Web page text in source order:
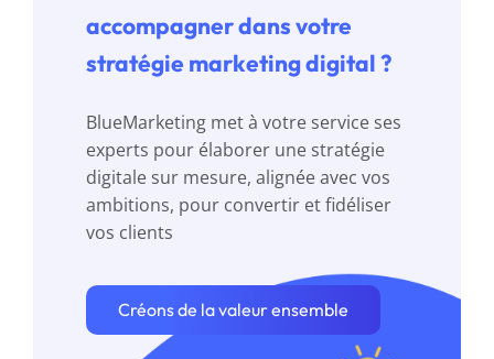
La pédagogie de BlueMarketing
L’efficacité
La capacité d’adaptation au
accompagner dans votre
stratégie marketing digital ?
BlueMarketing met à votre service ses
experts pour élaborer une stratégie
digitale sur mesure, alignée avec vos
ambitions, pour convertir et fidéliser
vos clients
Créons de la valeur ensemble